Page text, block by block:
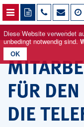
OK
Diese Website verwendet
unbedingt notwendig sind.
NAVIGATION ÖFFNEN
Für Bewerber
FÜR
DIE